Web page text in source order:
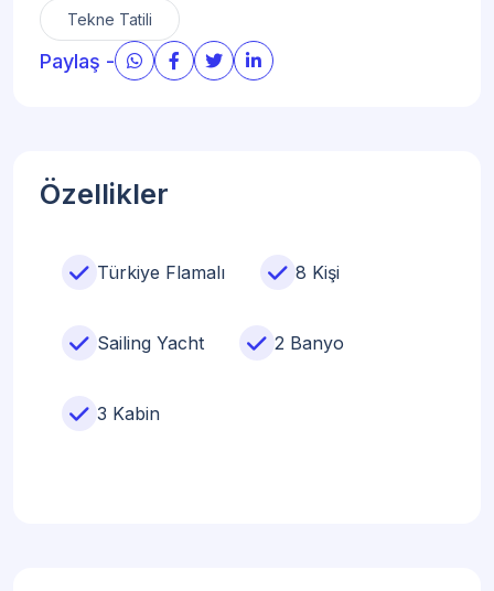
Tekne Tatili
Paylaş -
Özellikler
Türkiye Flamalı 8 Kişi
Sailing Yacht 2 Banyo
3 Kabin